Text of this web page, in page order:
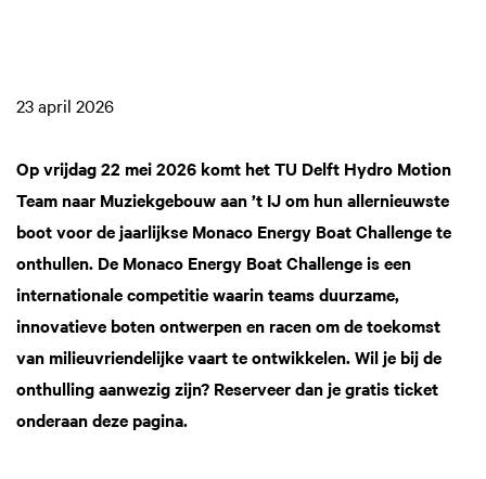
23 april 2026
Op vrijdag 22 mei 2026 komt het TU Delft Hydro Motion
Team naar Muziekgebouw aan ’t IJ om hun allernieuwste
boot voor de jaarlijkse Monaco Energy Boat Challenge te
onthullen. De Monaco Energy Boat Challenge is een
internationale competitie waarin teams duurzame,
innovatieve boten ontwerpen en racen om de toekomst
van milieuvriendelijke vaart te ontwikkelen. Wil je bij de
onthulling aanwezig zijn? Reserveer dan je gratis ticket
onderaan deze pagina.